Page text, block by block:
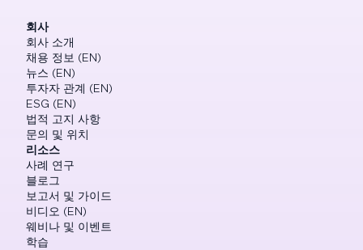
회사
회사 소개
채용 정보 (EN)
뉴스 (EN)
투자자 관계 (EN)
ESG (EN)
법적 고지 사항
문의 및 위치
리소스
사례 연구
블로그
보고서 및 가이드
비디오 (EN)
웨비나 및 이벤트
학습